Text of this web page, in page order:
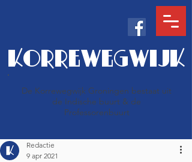
KORREWEGWIJK
De Korrewegwijk Groningen bestaat uit
de Indische buurt & de
Professorenbuurt
Redactie
9 apr 2021